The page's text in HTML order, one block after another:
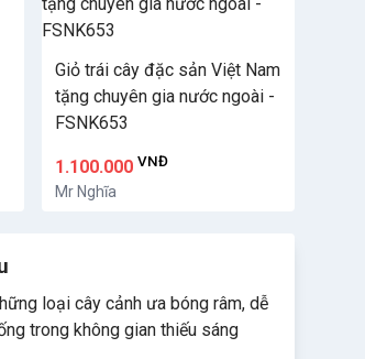
Giỏ trái cây đặc sản Việt Nam
tặng chuyên gia nước ngoài -
FSNK653
1.100.000 VNĐ
Mr Nghĩa
loại cây cảnh ưa bóng râm, dễ
trong không gian thiếu sáng